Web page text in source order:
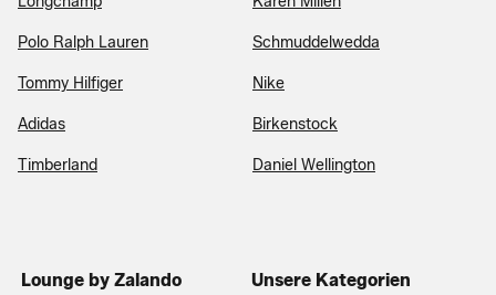
Polo Ralph Lauren Schmuddelwedda
Tommy Hilfiger Nike
Adidas Birkenstock
Timberland Daniel Wellington
Lounge by Zalando Unsere Kategorien